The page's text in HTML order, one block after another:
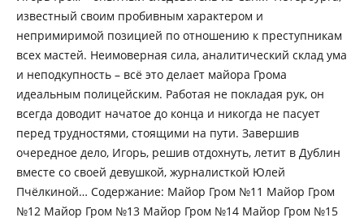
известный своим пробивным характером и
непримиримой позицией по отношению к преступникам
всех мастей. Неимоверная сила, аналитический склад ума
и неподкупность – всё это делает майора Грома
идеальным полицейским. Работая не покладая рук, он
всегда доводит начатое до конца и никогда не пасует
перед трудностями, стоящими на пути. Завершив
очередное дело, Игорь, решив отдохнуть, летит в Дублин
вместе со своей девушкой, журналисткой Юлей
Пчёлкиной… Содержание: Майор Гром №11 Майор Гром
№12 Майор Гром №13 Майор Гром №14 Майор Гром №15